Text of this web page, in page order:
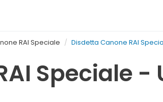
RAI Speciale Disdetta Canone RAI
Speciale -